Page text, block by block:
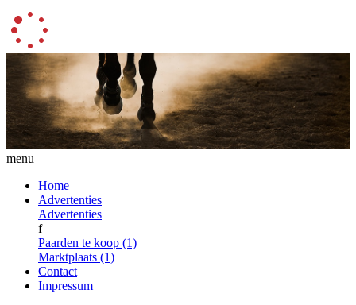
menu
Home
Advertenties
Advertenties
f
Paarden te koop (1)
Marktplaats (1)
Contact
Impressum